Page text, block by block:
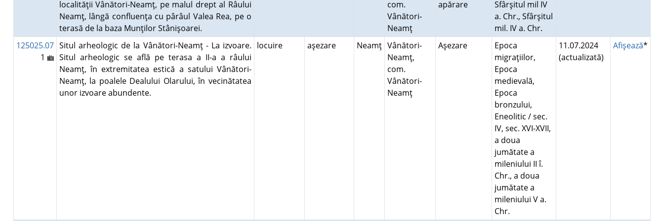
localităţii Vânători-Neamţ, pe malul drept al Râului
Neamţ, lângă confluenţa cu pârâul Valea Rea, pe o
terasă de la baza Munţilor Stânişoarei.
com.
Vânători-
Neamţ
apărare
Sfârşitul mil IV
a. Chr., Sfârşitul
mil. IV a. Chr.
125025.07
1
Situl arheologic de la Vânători-Neamţ - La izvoare.
Situl arheologic se află pe terasa a II-a a râului
Neamţ, în extremitatea estică a satului Vânători-
Neamţ, la poalele Dealului Olarului, în vecinătatea
unor izvoare abundente.
locuire aşezare Neamţ Vânători-
Neamţ,
com.
Vânători-
Neamţ
Aşezare
Epoca
migraţiilor,
Epoca
medievală,
Epoca
bronzului,
Eneolitic / sec.
IV, sec. XVI-XVII,
a doua
jumătate a
mileniului II î.
Chr., a doua
jumătate a
mileniului V a.
Chr.
11.07.2024
(actualizată)
Afişează*